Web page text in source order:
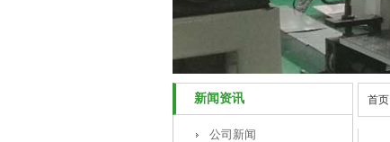
新闻资讯
公司新闻
首页